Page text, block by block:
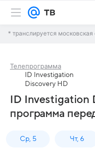
* транслируется
Телепрограмма
ID Investigation
Discovery HD
ID Investigation
программа
Ср, 5 Чт, 6